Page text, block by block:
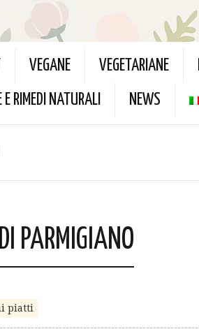
VEGANE VEGETARIANE
E RIMEDI NATURALI NEWS
PARMIGIANO
piatti